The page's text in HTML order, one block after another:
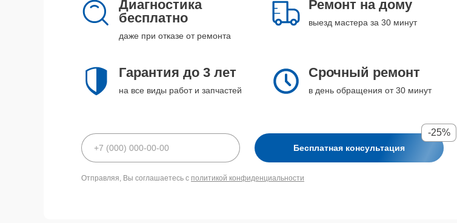
Диагностика
бесплатно
даже при отказе от ремонта
Ремонт на дому
выезд мастера за 30 минут
Гарантия до 3 лет
на все виды работ и запчастей
Срочный ремонт
в день обращения от 30 минут
Бесплатная консультация
-25%
Отправляя, Вы соглашаетесь с политикой конфиденциальности